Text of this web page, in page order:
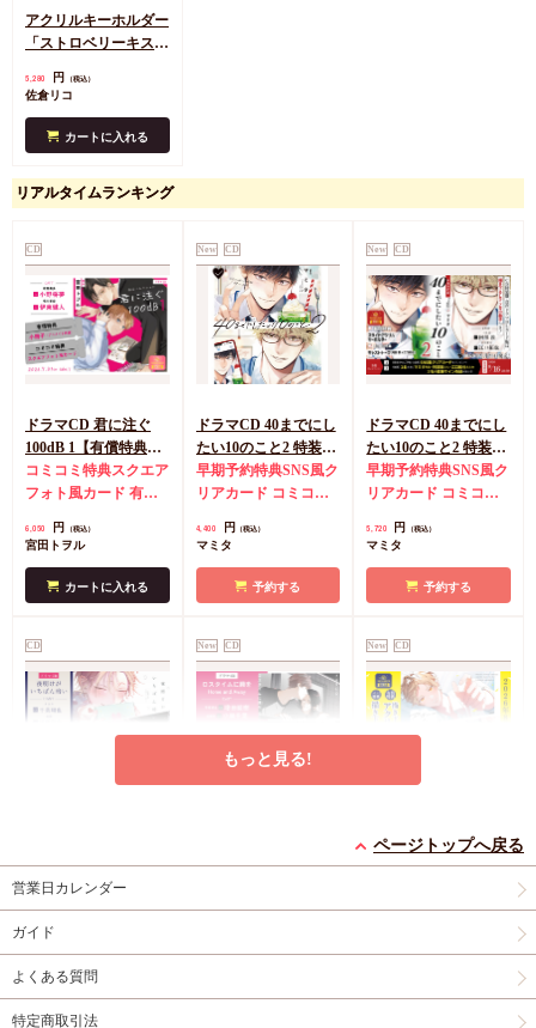
アクリルキーホルダー
「ストロベリーキス・
ートセット(全6種)(既
5,280 円 （税込）
佐倉リコ
カートに入れる
リアルタイムランキング
CD
ドラマCD 君に注ぐ
100dB 1【有償特典・
『ドラマCD 君に注ぐ
100dB 1』宮田トヲル
子】
コミコミ特典スクエア
フォト風カード 有償
に注ぐ100dB 1』宮田
小冊子
6,050 円 （税込）
宮田トヲル
カートに入れる
New CD
ドラマCD 40までにし
たい10のこと2 特装盤
【マンガ小冊子セッ
ト】（単品）【2026年
約キャンペーン実施】
早期予約特典SNS風ク
リアカード コミコミ
源CD
4,400 円 （税込）
マミタ
予約する
New CD
ドラマCD 40までにし
たい10のこと2 特装盤
【マンガ小冊子セッ
ト】【有償特典・スラ
ダー】【2026年8月16
ンペーン実施】
早期予約特典SNS風ク
リアカード コミコミ
源CD 有償特典・スラ
5,720 円 （税込）
マミタ
予約する
CD
メーカー初回特典プチ
コミックス スクエア
フォト風カード
山田ノノノ
カートに入れる
New CD
completeBOX【有償特
9月18日まで！早期予
早期予約特典フォトグ
償特典チェキ風ミニイ
典・小冊子
New CD
愛し愛され【有償特
典・百瀬あん先生描き
ド】
コミコミ特典百瀬あん
有償特典・百瀬あん先
スタンド
もっと見る!
ページトップへ戻る
営業日カレンダー
ガイド
よくある質問
特定商取引法